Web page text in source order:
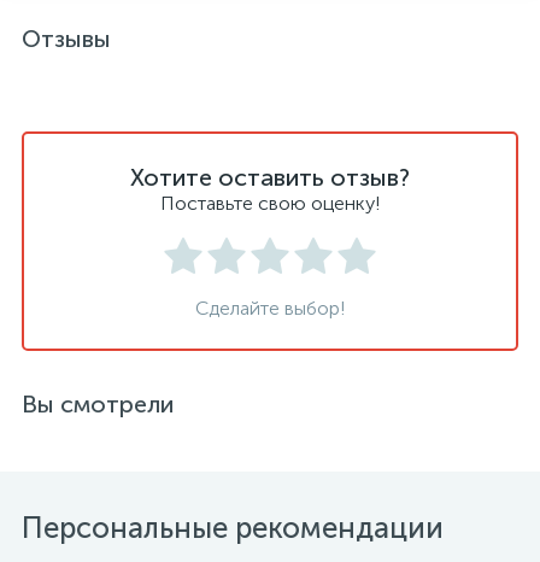
Отзывы
Хотите оставить отзыв?
Поставьте свою оценку!
Сделайте выбор!
Вы смотрели
Персональные рекомендации